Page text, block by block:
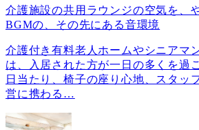
介護施設の共用ラウンジの空気を、
BGMの、その先にある音環境
介護付き有料老人ホームやシニアマ
は、入居された方が一日の多くを過
日当たり、椅子の座り心地、スタッ
営に携わる …